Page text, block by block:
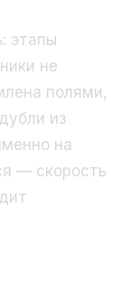
этапы
не
полями,
из
на
— скорость